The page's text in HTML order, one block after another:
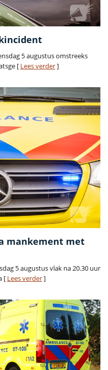
5 augustus omstreeks
[ Lees verder]
mankement met
5 augustus vlak na 20.30 uur
[ Lees verder]